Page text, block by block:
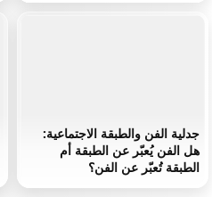
جدلية الفن والطبقة الاجتماعية:
هل الفن يُعبّر عن الطبقة أم
الطبقة تُعبّر عن الفن؟